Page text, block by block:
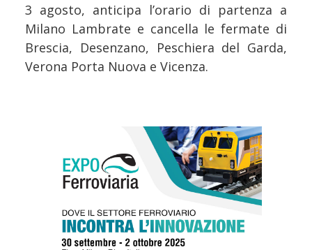
3 agosto, anticipa l’orario di partenza a
Milano Lambrate e cancella le fermate di
Brescia, Desenzano, Peschiera del Garda,
Verona Porta Nuova e Vicenza.